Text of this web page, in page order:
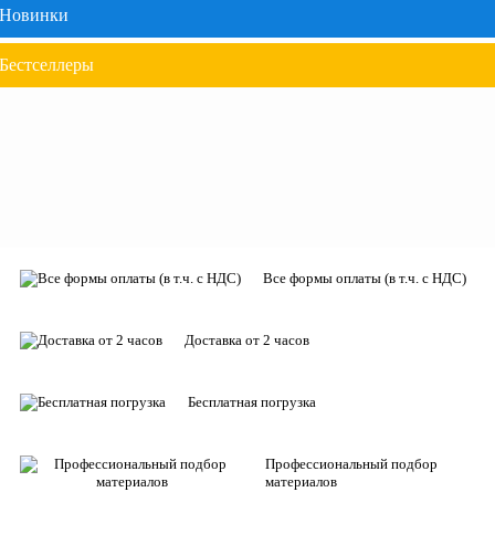
Новинки
Бестселлеры
Все формы оплаты (в т.ч. с НДС)
Доставка от 2 часов
Бесплатная погрузка
Профессиональный подбор
материалов